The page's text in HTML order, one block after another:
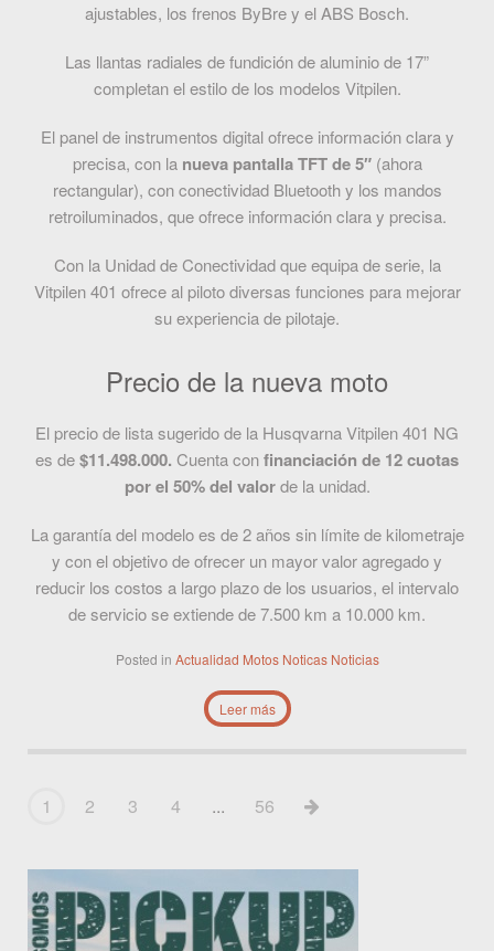
ajustables, los frenos ByBre y el ABS Bosch.
Las llantas radiales de fundición de aluminio de 17”
completan el estilo de los modelos Vitpilen.
El panel de instrumentos digital ofrece información clara y
precisa, con la nueva pantalla TFT de 5″(ahora
rectangular), con conectividad Bluetooth y los mandos
retroiluminados, que ofrece información clara y precisa.
Con la Unidad de Conectividad que equipa de serie, la
Vitpilen 401 ofrece al piloto diversas funciones para mejorar
su experiencia de pilotaje.
Precio de la nueva moto
El precio de lista sugerido de la Husqvarna Vitpilen 401 NG
es de$11.498.000. Cuenta confinanciación de 12 cuotas
por el 50% del valorde la unidad.
La garantía del modelo es de 2 años sin límite de kilometraje
y con el objetivo de ofrecer un mayor valor agregado y
reducir los costos a largo plazo de los usuarios, el intervalo
de servicio se extiende de 7.500 km a 10.000 km.
Posted in Actualidad Motos Noticas Noticias
Leer más
1 2 3 4 ... 56